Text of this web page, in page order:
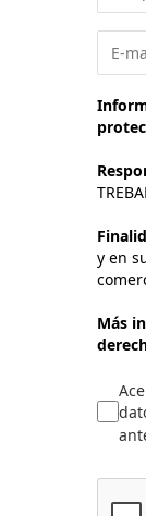
y en
Más